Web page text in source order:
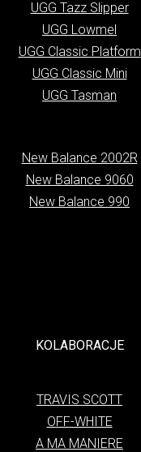
UGG Tazz Slipper
UGG Lowmel
UGG Classic Platform
UGG Classic Mini
UGG Tasman
New Balance 2002R
New Balance 9060
New Balance 990
KOLABORACJE
TRAVIS SCOTT
OFF-WHITE
A MA MANIERE